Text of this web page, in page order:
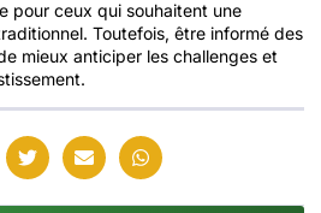
pour ceux qui souhaitent une
Toutefois, être informé des
mieux anticiper les challenges et